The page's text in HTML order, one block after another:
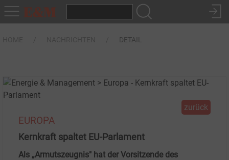
DETAIL
zurück
EUROPA
Kernkraft spaltet EU-Parlament
Als „Armutszeugnis" hat der Vorsitzende des